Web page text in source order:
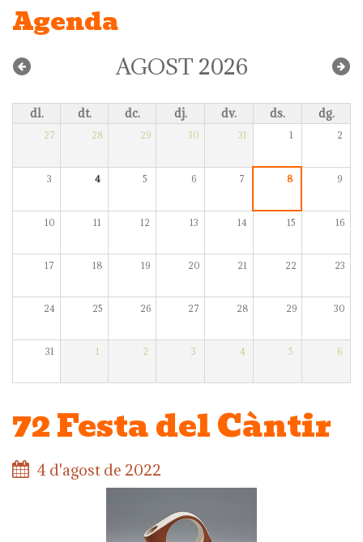
Agenda
AGOST 2026
dl. dt. dc. dj. dv. ds. dg.
27 28 29 30 31 1 2
3 4 5 6 7 8 9
10 11 12 13 14 15 16
17 18 19 20 21 22 23
24 25 26 27 28 29 30
31 1 2 3 4 5 6
72 Festa del Càntir
4 d'agost de 2022